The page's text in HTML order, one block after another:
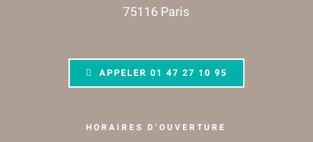
75116 Paris
APPELER01 47 27 10 95
HORAIRES D’OUVERTURE